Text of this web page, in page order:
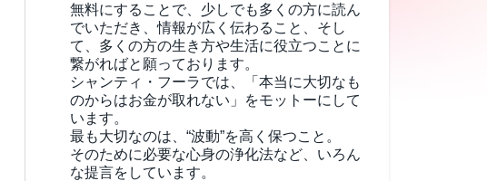
無料にすることで、少しでも多くの方に読ん
でいただき、情報が広く伝わること、そし
て、 多くの方の生き方や生活に役立つことに
繋がればと願っております。
シャンティ・フーラでは、「本当に大切なも
のからはお金が取れない」をモットーにして
います。
最も大切なのは、“波動”を高く保つこと。
そのために必要な心身の浄化法など、いろん
な提言をしています。